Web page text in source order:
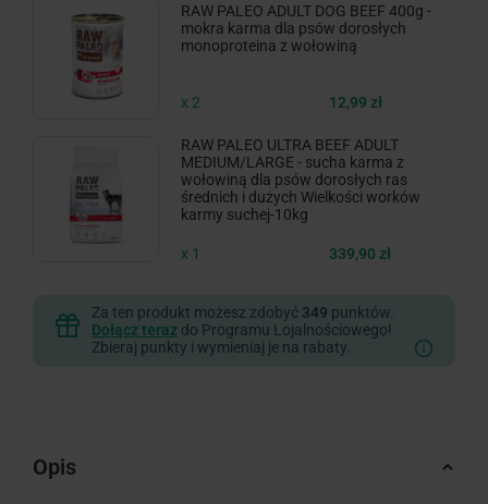
RAW PALEO ADULT DOG BEEF 400g -
mokra karma dla psów dorosłych
monoproteina z wołowiną
x 2 12,99 zł
RAW PALEO ULTRA BEEF ADULT
MEDIUM/LARGE - sucha karma z
wołowiną dla psów dorosłych ras
średnich i dużych Wielkości worków
karmy suchej-10kg
x 1 339,90 zł
Za ten produkt możesz zdobyć 349 punktów.
Dołącz teraz do Programu Lojalnościowego!
Zbieraj punkty i wymieniaj je na rabaty.
Opis